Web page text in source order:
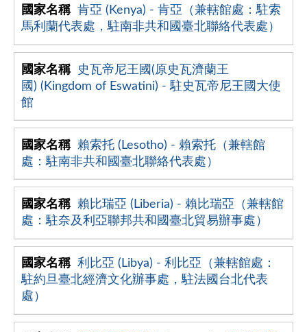
肯亞 (Kenya) - 肯亞（兼轄館處：駐索
馬利蘭代表處，駐南非共和國臺北聯絡代表處）
史瓦帝尼王國(原史瓦濟蘭王
國) (Kingdom of Eswatini) - 駐史瓦帝尼王國大使
館
賴索托 (Lesotho) - 賴索托（兼轄館
處：駐南非共和國臺北聯絡代表處）
賴比瑞亞 (Liberia) - 賴比瑞亞（兼轄館
處：駐奈及利亞聯邦共和國臺北貿易辦事處）
利比亞 (Libya) - 利比亞（兼轄館處：
駐約旦臺北經濟文化辦事處，駐法國台北代表
處）